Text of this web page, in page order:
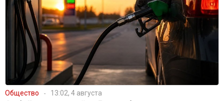
Общество 13:02, 4 августа